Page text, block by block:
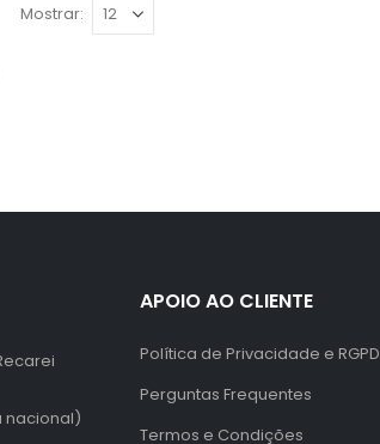
Mostrar:
nacional)
APOIO AO CLIENTE
Política de Privacidade e RGPD
Perguntas Frequentes
Termos e Condições